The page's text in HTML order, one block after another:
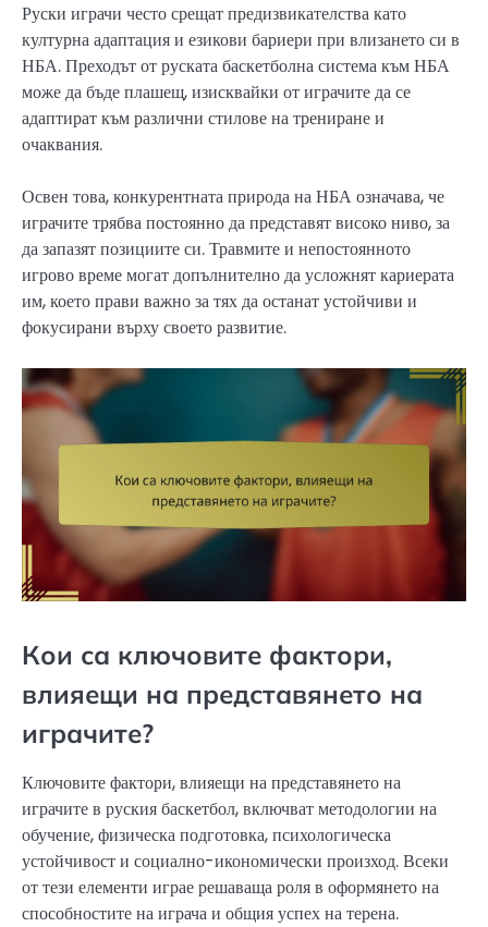
Руски играчи често срещат предизвикателства като
културна адаптация и езикови бариери при влизането си в
НБА. Преходът от руската баскетболна система към НБА
може да бъде плашещ, изисквайки от играчите да се
адаптират към различни стилове на трениране и
очаквания.
Освен това, конкурентната природа на НБА означава, че
играчите трябва постоянно да представят високо ниво, за
да запазят позициите си. Травмите и непостоянното
игрово време могат допълнително да усложнят кариерата
им, което прави важно за тях да останат устойчиви и
фокусирани върху своето развитие.
Кои са ключовите фактори,
влияещи на представянето на
играчите?
Ключовите фактори, влияещи на представянето на
играчите в руския баскетбол, включват методологии на
обучение, физическа подготовка, психологическа
устойчивост и социално-икономически произход. Всеки
от тези елементи играе решаваща роля в оформянето на
способностите на играча и общия успех на терена.